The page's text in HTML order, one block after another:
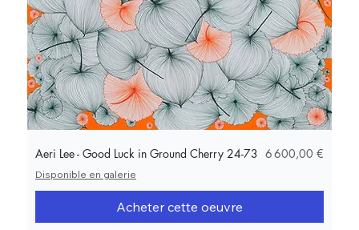
Aeri Lee - Good Luck in Ground Cherry 24-73 Prix
6 600,00 €
Disponible en galerie
Acheter cette oeuvre